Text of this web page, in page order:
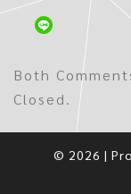
Both
Closed.
© 2026 |